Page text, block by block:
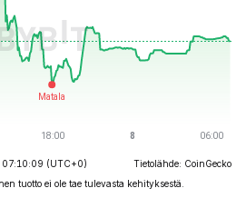
(UTC+0)
Tietolähde: CoinGecko
tuotto ei ole tae tulevasta kehityksestä.